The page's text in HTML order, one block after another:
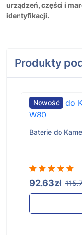
urządzeń, części i
identyfikacji.
Produkty
Nowość
Baterie do
92.63zł